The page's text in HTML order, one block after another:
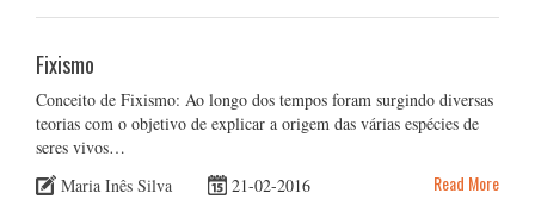
Fixismo
Conceito de Fixismo: Ao longo dos tempos foram surgindo diversas
teorias com o objetivo de explicar a origem das várias espécies de
seres vivos…
Maria Inês Silva
21-02-2016 Read More